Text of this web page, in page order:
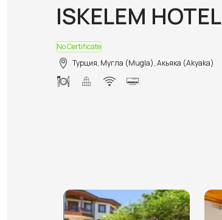
ISKELEM HOTEL
No Certificate
Турция, Мугла (Mugla), Акьяка (Akyaka)